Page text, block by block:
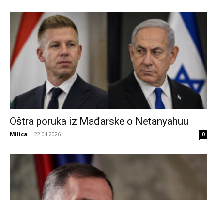
Oštra poruka iz Mađarske o Netanyahuu
Milica - 22.04.2026 0